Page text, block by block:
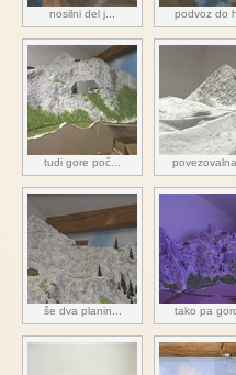
nosilni del j... podvoz do
tudi gore poč...
še dva planin... tako pa